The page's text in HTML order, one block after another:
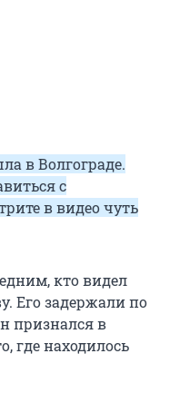
в Волгограде.
с
в видео чуть
кто видел
Его задержали по
признался в
где находилось